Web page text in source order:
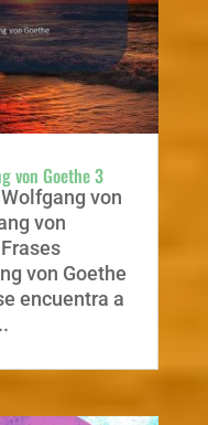
von Goethe 3
von
von
von Goethe
encuentra a